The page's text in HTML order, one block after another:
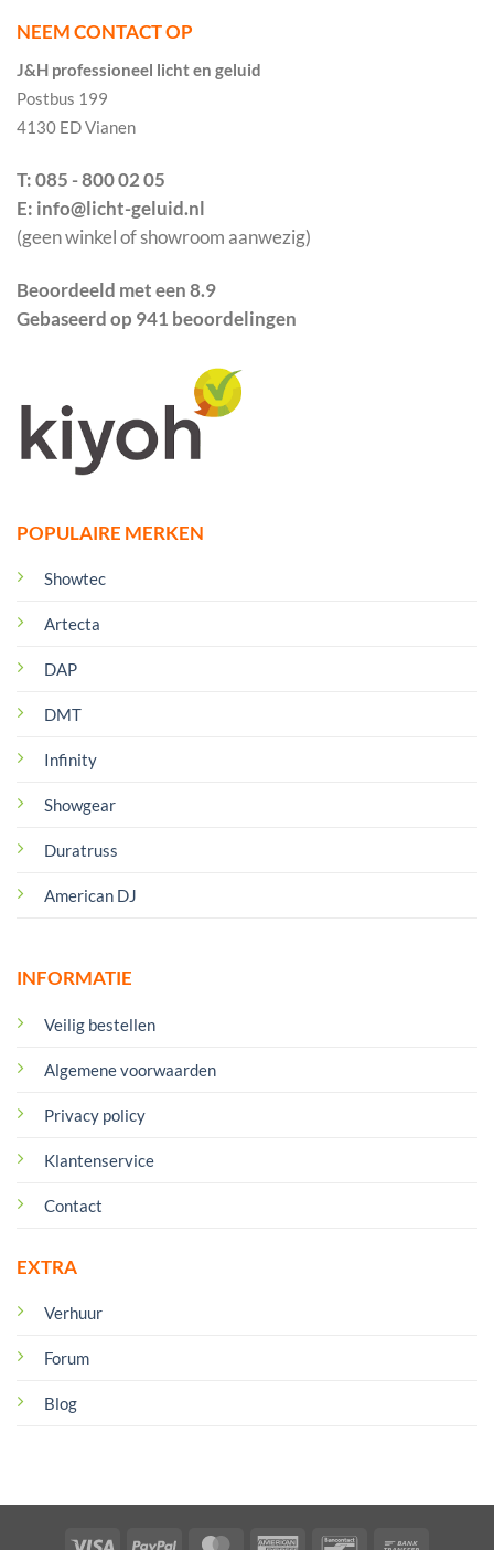
POPULAIRE MERKEN
Showtec
Artecta
DAP
DMT
Infinity
Showgear
Duratruss
American DJ
INFORMATIE
Veilig bestellen
Algemene voorwaarden
Privacy policy
Klantenservice
Contact
EXTRA
Verhuur
Forum
Blog
NEEM CONTACT OP
J&H professioneel licht en geluid
Postbus 199
4130 ED Vianen
T: 085 - 800 02 05
E: info@licht-geluid.nl
(geen winkel of showroom aanwezig)
Beoordeeld met een 8.9
Gebaseerd op 941 beoordelingen
Visa PayPal MasterCardAmerican Bancontact